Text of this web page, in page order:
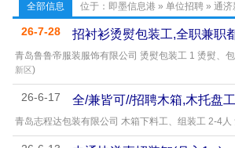
全部信息 位于： 即墨信息港 » 单位招聘 » 通济
26-7-28 招衬衫烫熨包装工,全职兼职
青岛鲁鲁帝服装服饰有限公司 烫熨包装工 1 烫熨、
新区)
26-6-17 全/兼皆可//招聘木箱,木托盘工
青岛志程达包装有限公司 木箱下料工、组装工 2-4